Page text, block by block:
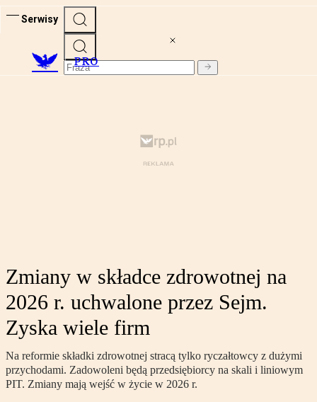
Serwisy
PRO
Zmiany w składce zdrowotnej na
2026 r. uchwalone przez Sejm.
Zyska wiele firm
Na reformie składki zdrowotnej stracą tylko ryczałtowcy z dużymi
przychodami. Zadowoleni będą przedsiębiorcy na skali i liniowym
PIT. Zmiany mają wejść w życie w 2026 r.